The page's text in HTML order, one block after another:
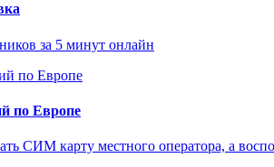
за 5 минут онлайн
по Европе
СИМ карту местного оператора, а